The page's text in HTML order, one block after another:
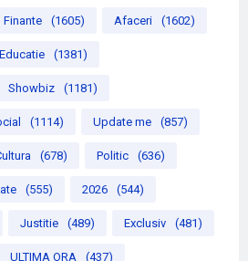
Finante (1605) Afaceri (1602)
Educatie (1381)
Showbiz (1181)
(1114) Update me (857)
(678) Politic (636)
(555) 2026 (544)
Justitie (489) Exclusiv (481)
ULTIMA ORA (437)